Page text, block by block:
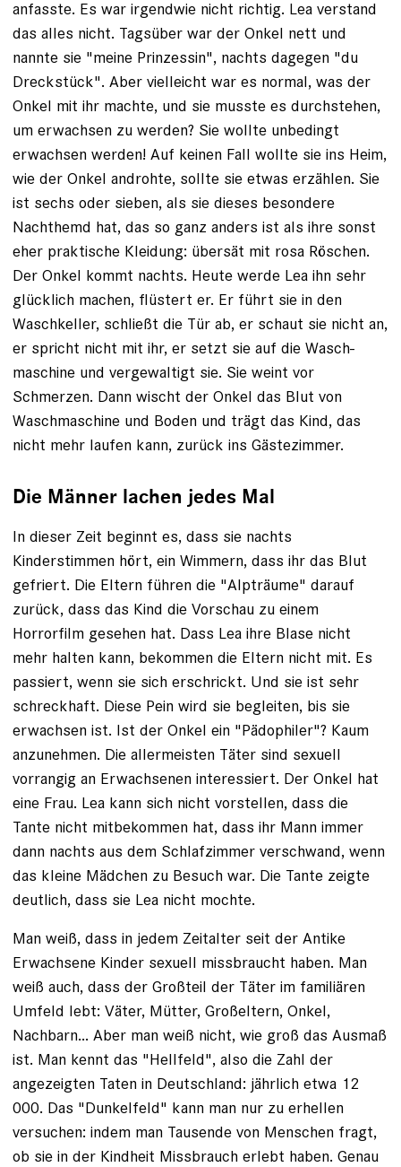
anfasste. Es war ­irgendwie nicht richtig. Lea verstand
das alles nicht. Tagsüber war der ­Onkel nett und
nannte sie "meine Prinzessin", nachts dagegen "du
Dreckstück". Aber vielleicht war es normal, was der
Onkel mit ihr machte, und sie musste es durchstehen,
um erwachsen zu werden? Sie wollte unbedingt
erwachsen werden! Auf keinen Fall wollte sie ins Heim,
wie der Onkel androhte, sollte sie etwas erzählen. Sie
ist sechs oder sieben, als sie dieses besondere
Nachthemd hat, das so ganz anders ist als ihre sonst
eher praktische Kleidung: übersät mit ­rosa Röschen.
Der Onkel kommt nachts. Heute werde Lea ihn sehr
glücklich machen, flüstert er. Er führt sie in den
Waschkeller, schließt die Tür ab, er schaut sie nicht an,
er spricht nicht mit ihr, er setzt sie auf die Wasch­
maschine und vergewaltigt sie. Sie weint vor
Schmerzen. Dann wischt der Onkel das Blut von
Waschma­schine und Boden und trägt das Kind, das
nicht mehr laufen kann, zurück ins Gästezimmer.
Die Männer lachen jedes Mal
In dieser Zeit beginnt es, dass sie nachts
Kinderstimmen hört, ein ­Wimmern, dass ihr das Blut
gefriert. Die Eltern führen die "Alpträume" darauf
zurück, dass das Kind die Vorschau zu einem
Horrorfilm gesehen hat. Dass Lea ihre Blase nicht
mehr halten kann, bekommen die Eltern nicht mit. Es
passiert, wenn sie sich erschrickt. Und sie ist sehr
schreckhaft. Diese Pein wird sie begleiten, bis sie
erwachsen ist. Ist der Onkel ein "Pädophiler"? Kaum
anzunehmen. Die allermeis­ten Täter sind sexuell
vorrangig an Erwach­senen interessiert. Der Onkel hat
eine Frau. Lea kann sich nicht vorstellen, dass die
Tante nicht mitbekommen hat, dass ihr Mann immer
dann nachts ­aus dem Schlafzimmer ver­schwand, wenn
das kleine Mädchen zu Besuch war. Die Tante zeigte
deutlich, dass sie Lea nicht mochte.
Man weiß, dass in jedem Zeitalter seit der Antike
Erwachsene Kinder sexuell missbraucht haben. Man
weiß auch, dass der Großteil der Täter im familiären
Umfeld lebt: Väter, Mütter, Großeltern, Onkel,
Nachbarn... Aber man weiß nicht, wie groß das Ausmaß
ist. Man kennt das "Hellfeld", also die Zahl der
angezeigten Taten in Deutschland: jährlich etwa 12
000. Das "Dunkelfeld" kann man nur zu erhellen
versuchen: indem man Tausende von Menschen fragt,
ob sie in der Kindheit Missbrauch erlebt haben. Genau